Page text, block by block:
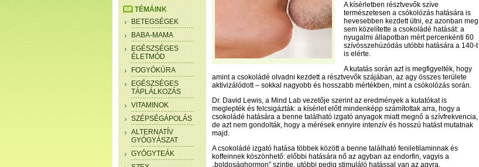
TÉMÁINK
BETEGSÉGEK
BABA-MAMA
EGÉSZSÉGES
ÉLETMÓD
FOGYÓKÚRA
EGÉSZSÉGES
TÁPLÁLKOZÁS
VITAMINOK
SZÉPSÉGÁPOLÁS
ALTERNATÍV
GYÓGYÁSZAT
GYÓGYTEÁK
A kísérletben résztvevők szíve
természetesen a csókolózás hatására is
hevesebben kezdett ütni, ez azonban meg
sem közelítette a csokoládé hatását: a
nyugalmi állapotban mért percenkénti 60
szívösszehúzódás utóbbi hatására a 140-t
is elérte.
A kutatás során azt is megfigyelték, hogy
amint a csokoládé olvadni kezdett a résztvevők szájában, az agy összes területe
aktivizálódott – sokkal nagyobb és hosszabb mértékben, mint a csókolózás során.
Dr. David Lewis, a Mind Lab vezetője szerint az eredmények a kutatókat is
meglepték és felcsigázták: a kísérlet előtt mindenképp számítottak arra, hogy a
csokoládé hatására a benne található izgató anyagok miatt megnő a szívfrekvencia,
de azt nem gondolták, hogy a mérések ennyire intenzív és hosszú hatást mutatnak
majd.
A csokoládé izgató hatása többek között a benne található feniletilaminnak és
koffeinnek köszönhető: előbbi hatására nő az agyban az endorfin, vagyis a
„boldosághormon” szintje, utóbbi pedig stimuláló hatással van az agyra.